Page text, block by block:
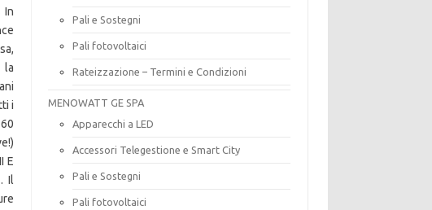
In
la
i
E
Il
Pali e Sostegni
Pali fotovoltaici
Rateizzazione – Termini e Condizioni
MENOWATT GE SPA
Apparecchi a LED
Accessori Telegestione e Smart City
Pali e Sostegni
Pali fotovoltaici